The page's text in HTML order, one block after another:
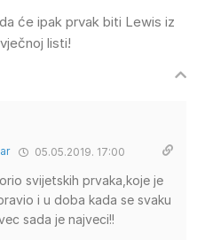
će ipak prvak biti Lewis iz
listi!
05.05.2019. 17:00
svijetskih prvaka,koje je
i u doba kada se svaku
sada je najveci!!